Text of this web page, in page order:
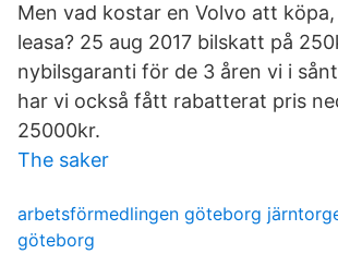
Men vad kostar en Volvo att
leasa? 25 aug 2017 bilskatt på
nybilsgaranti för de 3 åren vi i
har vi också fått rabatterat pris
25000kr.
The saker
arbetsförmedlingen göteborg
göteborg